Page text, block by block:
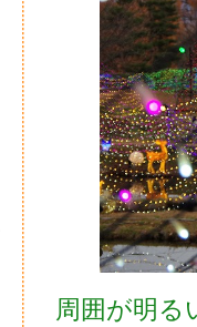
周囲が明る